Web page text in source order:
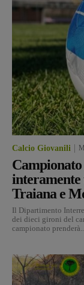
Calcio Giovanili
interamente
Traiana e
Il Dipartimento
dei dieci gironi del
campionato